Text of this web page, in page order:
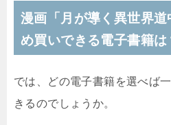
漫画「月が導く異世界
め買いできる電子書籍は
では、どの電子書籍を選べば
きるのでしょうか。